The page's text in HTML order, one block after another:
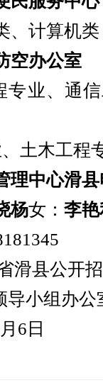
、计算机
空办公室
专业、通
土木工程
理中心滑
杨女： 李
滑县公开
组办公
月 6 日